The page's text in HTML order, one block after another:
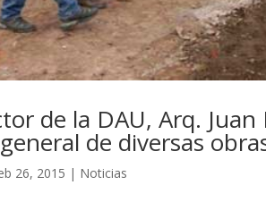
de la DAU, Arq.
de diversas
26, 2015 | Noticias